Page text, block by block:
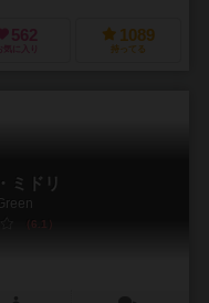
562
お気に入り
1089
持ってる
ミドリ
6.1